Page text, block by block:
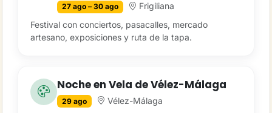
27 ago – 30 ago
Frigiliana
Festival con conciertos, pasacalles, mercado
artesano, exposiciones y ruta de la tapa.
Noche en Vela de Vélez-Málaga
29 ago
Vélez-Málaga